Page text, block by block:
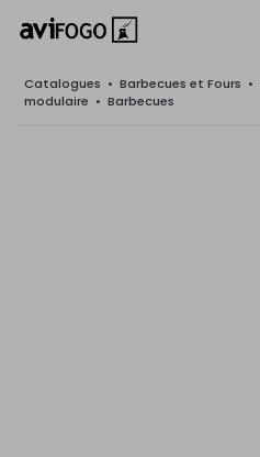
Catalogues • Barbecues et Fours •
modulaire • Barbecues